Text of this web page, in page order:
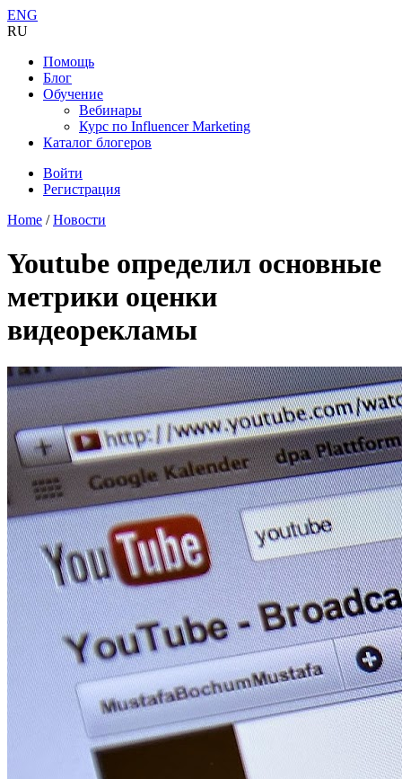
ENG
RU
Помощь
Блог
Обучение
Вебинары
Курс по Influencer Marketing
Каталог блогеров
Войти
Регистрация
Home /Новости
Youtube определил основные
метрики оценки
видеорекламы